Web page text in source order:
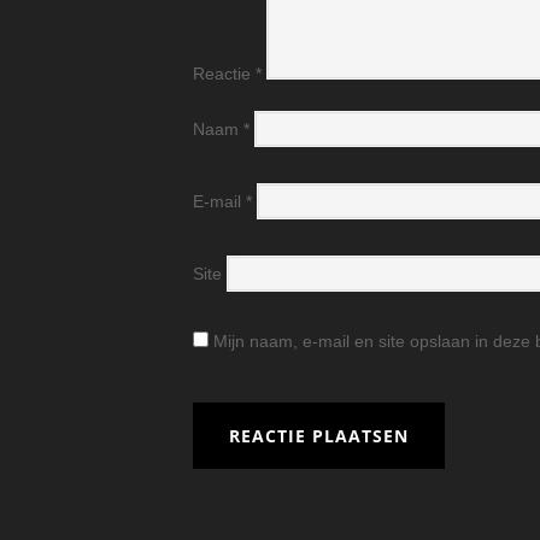
Reactie *
Naam *
E-mail *
Site
Mijn naam, e-mail en site opslaan in